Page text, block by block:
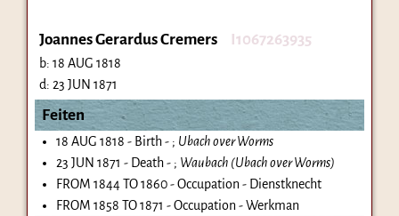
Joannes Gerardus Cremers I1067263935
b: 18 AUG 1818
d: 23 JUN 1871
Feiten
18 AUG 1818 - Birth - ; Ubach over Worms
23 JUN 1871 - Death - ; Waubach (Ubach over Worms)
FROM 1844 TO 1860 - Occupation - Dienstknecht
FROM 1858 TO 1871 - Occupation - Werkman